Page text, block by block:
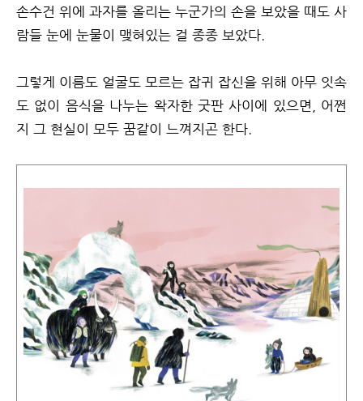
손수건 위에 과자를 올리는 누군가의 손을 보았을 때도 사
람들 눈에 눈물이 맺혀있는 걸 종종 보았다.
그렇게 이름도 얼굴도 모르는 잡귀 잡신을 위해 아무 잇속
도 없이 음식을 나누는 왁자한 굿판 사이에 있으면, 어쩐
지 그 현실이 모두 꿈같이 느껴지곤 한다.